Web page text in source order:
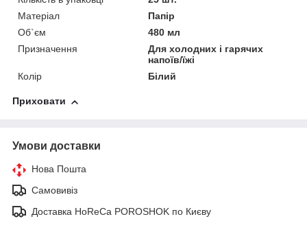
Матеріал
Папір
Об`єм
480 мл
Призначення
Для холодних і гарячих
напоїв/їжі
Колір
Білий
Приховати
Умови доставки
Нова Пошта
Самовивіз
Доставка HoReCa POROSHOK по Києву